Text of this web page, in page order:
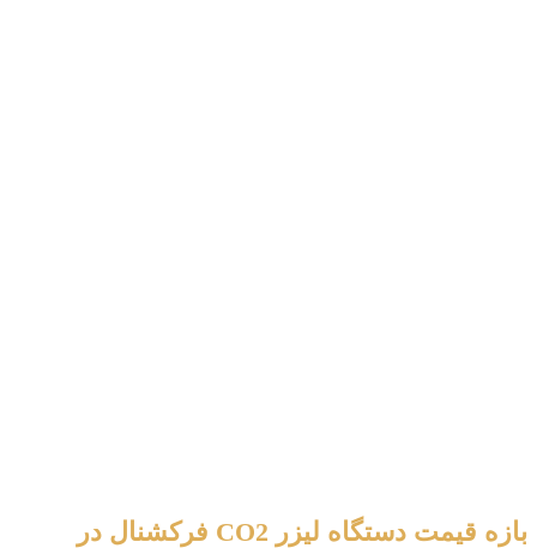
بازه قیمت دستگاه لیزر CO2 فرکشنال در